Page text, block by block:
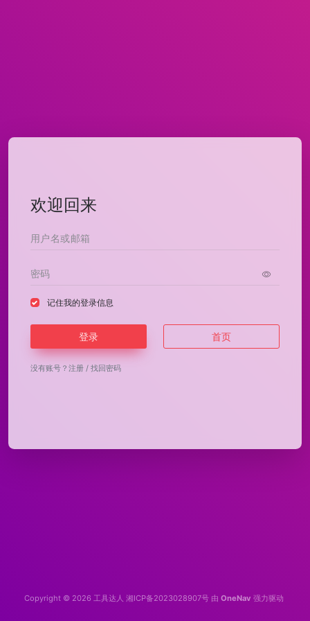
欢迎回来
记住我的登录信息
登录 首页
没有账号？ 注册 / 找回密码
Copyright © 2026 工具达人 湘ICP备2023028907号 由 OneNav 强力驱动